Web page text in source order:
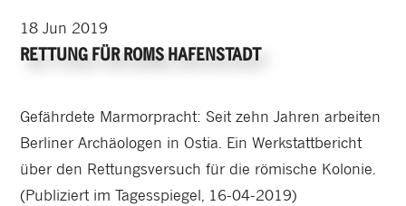
18Jun 2019
RETTUNG FÜR ROMS HAFENSTADT
Gefährdete Marmorpracht: Seit zehn Jahren arbeiten
Berliner Archäologen in Ostia. Ein Werkstattbericht
über den Rettungsversuch für die römische Kolonie.
(Publiziert im Tagesspiegel, 16-04-2019)